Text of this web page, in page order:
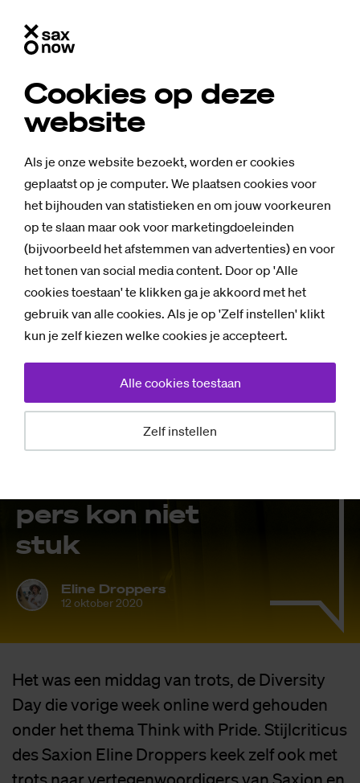
Cookies op deze
website
Als je onze website bezoekt, worden er cookies
geplaatst op je computer. We plaatsen cookies voor
het bijhouden van statistieken en om jouw voorkeuren
op te slaan maar ook voor marketingdoeleinden
(bijvoorbeeld het afstemmen van advertenties) en voor
het tonen van social media content. Door op 'Alle
cookies toestaan' te klikken ga je akkoord met het
gebruik van alle cookies. Als je op 'Zelf instellen' klikt
kun je zelf kiezen welke cookies je accepteert.
Zelf instellen
Alle cookies toestaan
De Di­ver­si­ty
Day van stijl­cri­ti­
pers kon niet
stuk
Eline Droppers
12 oktober 2020
Het was een middag van trots, de Diversity
Day die vorige week online werd gehouden
onder het thema Think with Pride. Stijlcriticus
des Saxion Eline Droppers keek zelf ook met